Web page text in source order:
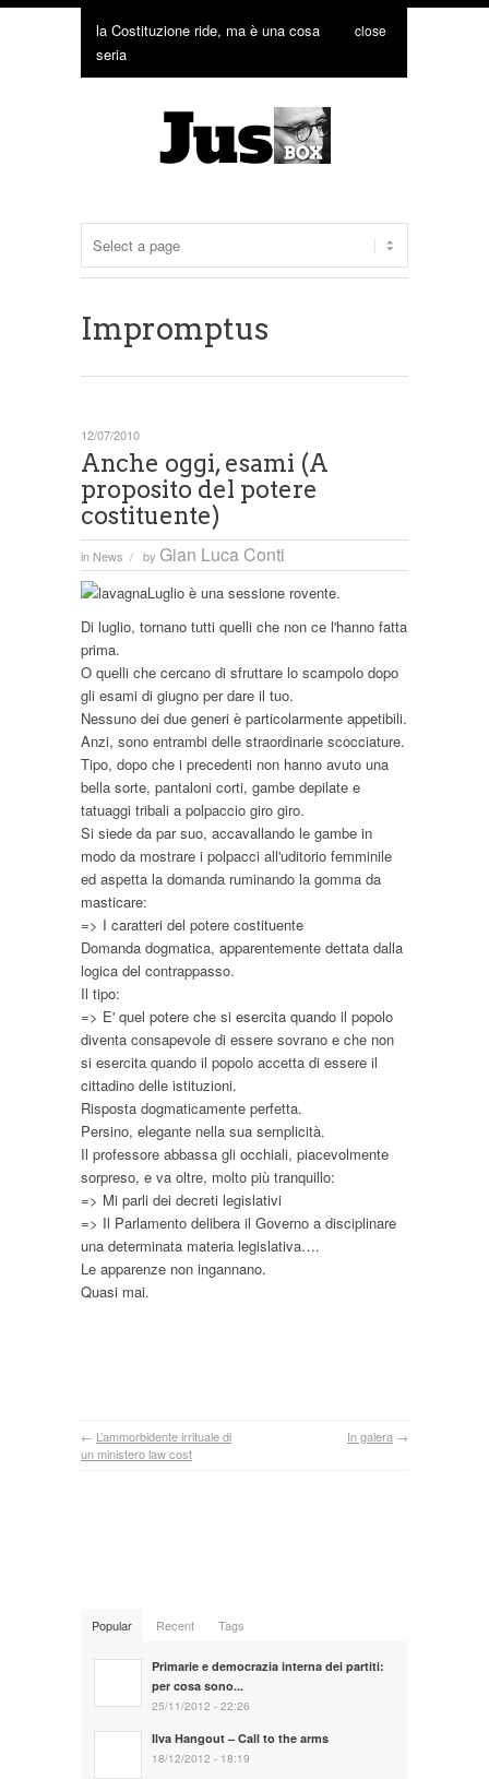
la Costituzione ride, ma è una cosa
seria
close
Impromptus
Anche oggi, esami (A
proposito del potere
costituente)
in News / by Gian Luca Conti
12/07/2010
Luglio è una sessione rovente.
Di luglio, tornano tutti quelli che non ce l'hanno fatta
prima.
O quelli che cercano di sfruttare lo scampolo dopo
gli esami di giugno per dare il tuo.
Nessuno dei due generi è particolarmente appetibili.
Anzi, sono entrambi delle straordinarie scocciature.
Tipo, dopo che i precedenti non hanno avuto una
bella sorte, pantaloni corti, gambe depilate e
tatuaggi tribali a polpaccio giro giro.
Si siede da par suo, accavallando le gambe in
modo da mostrare i polpacci all'uditorio femminile
ed aspetta la domanda ruminando la gomma da
masticare:
=> I caratteri del potere costituente
Domanda dogmatica, apparentemente dettata dalla
logica del contrappasso.
Il tipo:
=> E' quel potere che si esercita quando il popolo
diventa consapevole di essere sovrano e che non
si esercita quando il popolo accetta di essere il
cittadino delle istituzioni.
Risposta dogmaticamente perfetta.
Persino, elegante nella sua semplicità.
Il professore abbassa gli occhiali, piacevolmente
sorpreso, e va oltre, molto più tranquillo:
=> Mi parli dei decreti legislativi
=> Il Parlamento delibera il Governo a disciplinare
una determinata materia legislativa….
Le apparenze non ingannano.
Quasi mai.
← L’ammorbidente irrituale di
un ministero law cost
In galera →
Popular Recent Tags
Primarie e democrazia interna dei partiti:
per cosa sono...
25/11/2012 - 22:26
Ilva Hangout – Call to the arms
18/12/2012 - 18:19